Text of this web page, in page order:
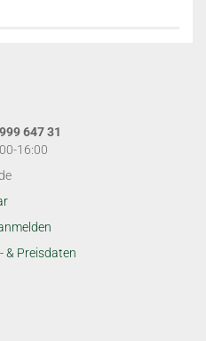
647 31
16:00
& Preisdaten